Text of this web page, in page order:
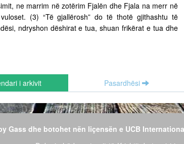
ne marrim në zotërim Fjalën dhe Fjala na merr në
(3) “Të gjallërosh” do të thotë gjithashtu të
ndryshon dëshirat e tua, shuan frikërat e tua dhe
i arkivit Pasardhësi
Gass dhe botohet nën liçensën e UCB